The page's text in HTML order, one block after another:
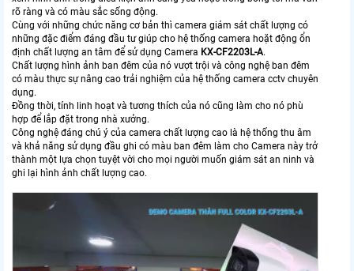
rõ ràng và có màu sắc sống động.
Cùng với những chức năng cơ bản thì camera giám sát chất lượng có
những đặc điểm đáng đầu tư giúp cho hệ thống camera hoặt động ổn
định chất lượng an tâm để sử dụng Camera KX-CF2203L-A.
Chất lượng hình ảnh ban đêm của nó vượt trội và công nghệ ban đêm
có màu thực sự nâng cao trải nghiệm của hệ thống camera cctv chuyên
dụng.
Đồng thời, tính linh hoạt và tương thích của nó cũng làm cho nó phù
hợp để lắp đặt trong nhà xưởng.
Công nghệ đáng chú ý của camera chất lượng cao là hệ thống thu âm
và khả năng sử dụng đầu ghi có màu ban đêm làm cho Camera này trở
thành một lựa chọn tuyệt vời cho mọi người muốn giám sát an ninh và
ghi lại hình ảnh chất lượng cao.